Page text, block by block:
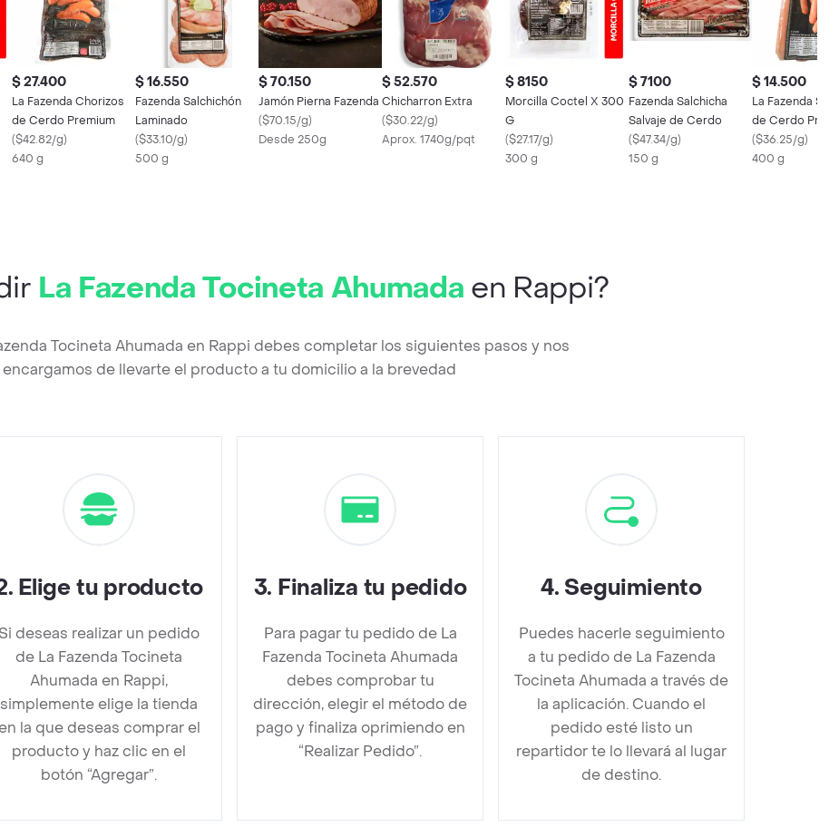
$ 27.400
La Fazenda Chorizos
de Cerdo Premium
($42.82/g)
640 g
$ 16.550
Fazenda Salchichón
Laminado
($33.10/g)
500 g
$ 70.150
Jamón Pierna Fazenda
($70.15/g)
Desde 250g
$ 52.570
Chicharron Extra
($30.22/g)
Aprox. 1740g/pqt
$ 8150
Morcilla Coctel X 300
G
($27.17/g)
300 g
$ 7100
Fazenda Salchicha
Salvaje de Cerdo
($47.34/g)
150 g
$ 14.500
La Fazenda
de Cerdo
($36.25/g)
400 g
La Fazenda Tocineta Ahumada en Rappi?
Tocineta Ahumada en Rappi debes completar los siguientes pasos y nos
encargamos de llevarte el producto a tu domicilio a la brevedad
. Elige tu producto
Si deseas realizar un pedido
de La Fazenda Tocineta
Ahumada en Rappi,
simplemente elige la tienda
la que deseas comprar el
producto y haz clic en el
botón “Agregar”.
3. Finaliza tu pedido
Para pagar tu pedido de La
Fazenda Tocineta Ahumada
debes comprobar tu
dirección, elegir el método de
pago y finaliza oprimiendo en
“Realizar Pedido”.
4. Seguimiento
Puedes hacerle seguimiento
a tu pedido de La Fazenda
Tocineta Ahumada a través de
la aplicación. Cuando el
pedido esté listo un
repartidor te lo llevará al lugar
de destino.